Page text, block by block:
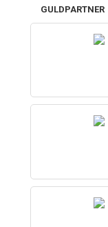
GULDPARTNER